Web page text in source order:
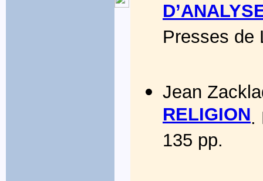
Presses
Jean
RELIGION.
135 pp.